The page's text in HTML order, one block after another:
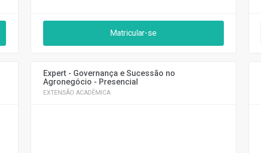
Matricular-se
Expert - Governança e Sucessão no
Agronegócio - Presencial
EXTENSÃO ACADÊMICA